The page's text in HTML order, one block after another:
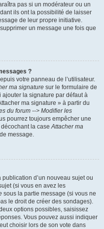
pas si un modérateur ou un
ils ont la possibilité de laisser
de leur propre initiative.
un message une fois que
?
votre panneau de l’utilisateur.
ma signature sur le formulaire de
la signature par défaut à
ma signature » à partir du
du forum --> Modifier les
pourrez toujours empêcher une
décochant la caseAttacher ma
message.
publication d’un nouveau sujet ou
(si vous en avez les
sous la partie message (si vous ne
le droit de créer des sondages).
options possibles, saisissez
Vous pouvez aussi indiquer
choisir lors de son vote dans